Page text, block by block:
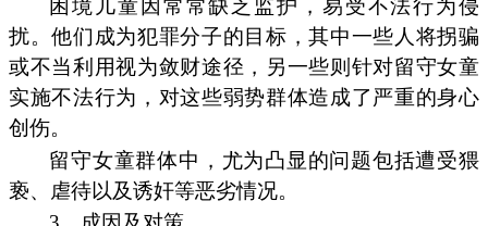
困境儿童因常常缺乏监护，易受不法行为侵
扰。他们成为犯罪分子的目标，其中一些人将拐骗
或不当利用视为敛财途径，另一些则针对留守女童
实施不法行为，对这些弱势群体造成了严重的身心
创伤。
留守女童群体中，尤为凸显的问题包括遭受猥
亵、虐待以及诱奸等恶劣情况。